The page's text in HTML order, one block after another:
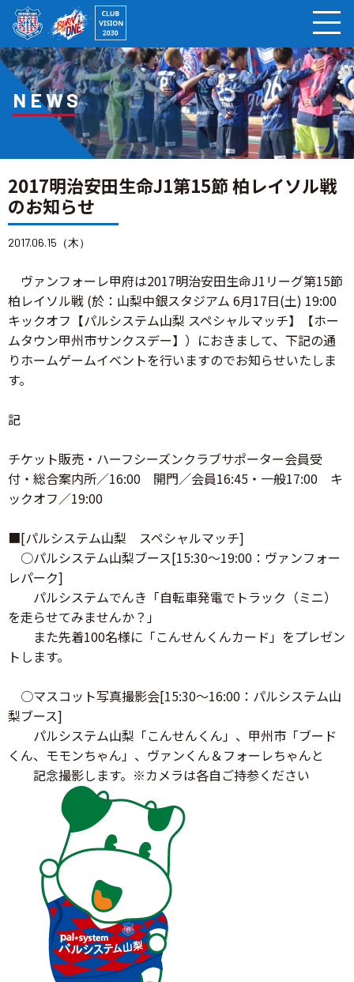
NEWS
2017明治安田生命J1第15節 柏レイソル戦
のお知らせ
2017.06.15（木）
ヴァンフォーレ甲府は2017明治安田生命J1リーグ第15節
柏レイソル戦 (於：山梨中銀スタジアム 6月17日(土) 19:00
キックオフ【パルシステム山梨 スペシャルマッチ】【ホー
ムタウン甲州市サンクスデー】）におきまして、下記の通
りホームゲームイベントを行いますのでお知らせいたしま
す。
記
チケット販売・ハーフシーズンクラブサポーター会員受
付・総合案内所／16:00 開門／会員16:45・一般17:00 キ
ックオフ／19:00
■[パルシステム山梨 スペシャルマッチ]
○パルシステム山梨ブース[15:30～19:00：ヴァンフォー
レパーク]
パルシステムでんき「自転車発電でトラック（ミニ）
を走らせてみませんか？」
また先着100名様に「こんせんくんカード」をプレゼン
トします。
○マスコット写真撮影会[15:30～16:00：パルシステム山
梨ブース]
パルシステム山梨「こんせんくん」、甲州市「ブード
くん、モモンちゃん」、ヴァンくん＆フォーレちゃんと
記念撮影します。※カメラは各自ご持参ください